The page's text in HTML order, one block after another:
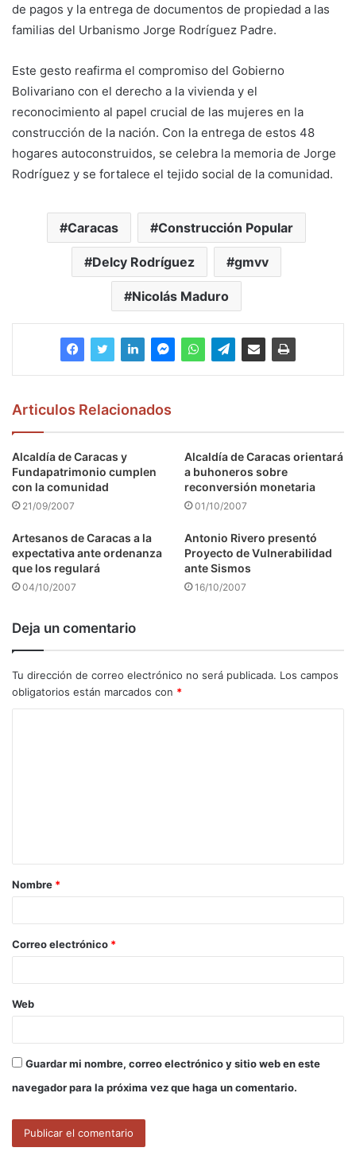
de pagos y la entrega de documentos de propiedad a las
familias del Urbanismo Jorge Rodríguez Padre.
Este gesto reafirma el compromiso del Gobierno
Bolivariano con el derecho a la vivienda y el
reconocimiento al papel crucial de las mujeres en la
construcción de la nación. Con la entrega de estos 48
hogares autoconstruidos, se celebra la memoria de Jorge
Rodríguez y se fortalece el tejido social de la comunidad.
Caracas Construcción Popular
Delcy Rodríguez gmvv
Nicolás Maduro
Articulos Relacionados
Alcaldía de Caracas y
Fundapatrimonio cumplen
con la comunidad
21/09/2007
Alcaldía de Caracas orientará
a buhoneros sobre
reconversión monetaria
01/10/2007
Artesanos de Caracas a la
expectativa ante ordenanza
que los regulará
04/10/2007
Antonio Rivero presentó
Proyecto de Vulnerabilidad
ante Sismos
16/10/2007
Deja un comentario
Tu dirección de correo electrónico no será publicada. Los campos
obligatorios están marcados con *
a
r
*
Nombre *
Correo electrónico *
Web
Guardar mi nombre, correo electrónico y sitio web en este
navegador para la próxima vez que haga un comentario.